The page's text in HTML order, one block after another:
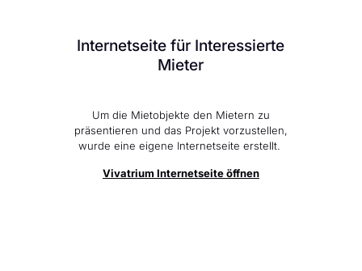
Internetseite für Interessierte
Mieter
Um die Mietobjekte den Mietern zu
präsentieren und das Projekt vorzustellen,
wurde eine eigene Internetseite erstellt.
Vivatrium Internetseite öffnen